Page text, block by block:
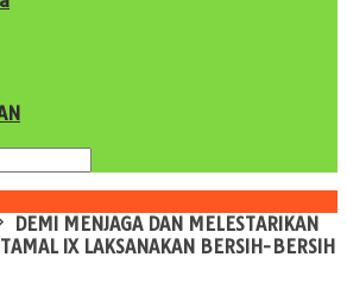
DEMI MENJAGA DAN MELESTARIKAN
IX LAKSANAKAN BERSIH-BERSIH